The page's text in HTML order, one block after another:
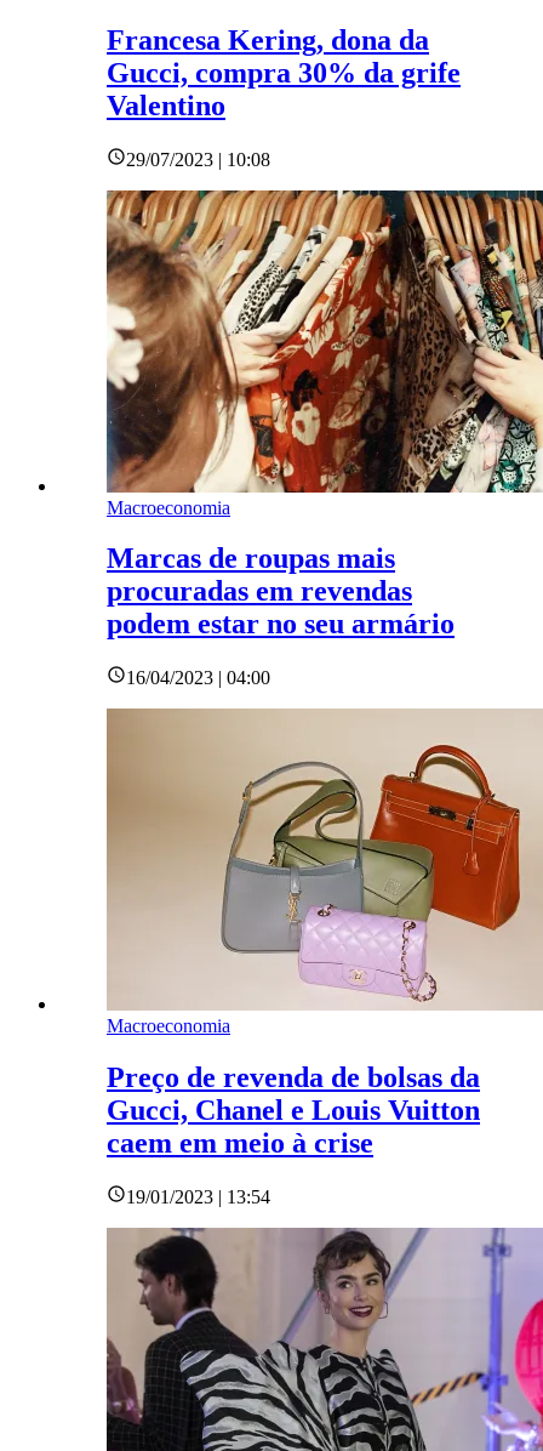
Francesa Kering, dona da
Gucci, compra 30% da grife
Valentino
29/07/2023 | 10:08
Macroeconomia
Marcas de roupas mais
procuradas em revendas
podem estar no seu armário
16/04/2023 | 04:00
Macroeconomia
Preço de revenda de bolsas da
Gucci, Chanel e Louis Vuitton
caem em meio à crise
19/01/2023 | 13:54